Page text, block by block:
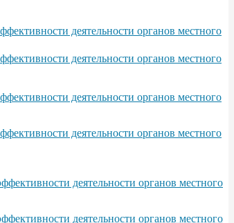
деятельности органов местного
деятельности органов местного
деятельности органов местного
деятельности органов местного
деятельности органов местного
деятельности органов местного